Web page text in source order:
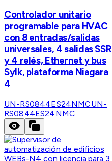
Controlador unitario
programable para HVAC
con 8 entradas/salidas
universales, 4 salidas SSR
y 4 relés, Ethernet y bus
Sylk, plataforma Niagara
4
UN-RS0844ES24NMCUN-
RS0844ES24NMC